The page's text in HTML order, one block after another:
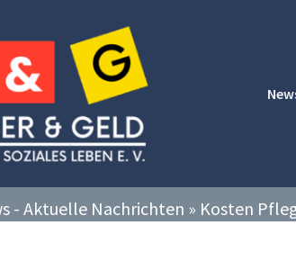
- Aktuelle Nachrichten » Kosten